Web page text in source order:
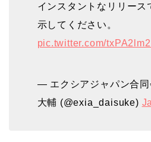
インスタントなリリース
示してください。
pic.twitter.com/
— エクシアジャパン合
大輔 (@exia_daisuke)